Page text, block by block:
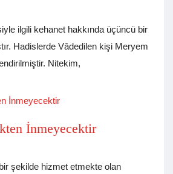
ilgili kehanet hakkında üçüncü bir
Hadislerde Vâdedilen kişi Meryem
Nitekim,
İnmeyecektir
şekilde hizmet etmekte olan